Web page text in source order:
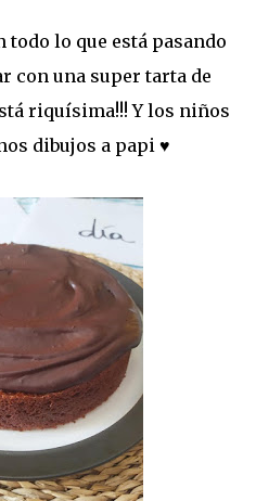
lo que está pasando
con una super tarta de
riquísima!!! Y los niños
dibujos a papi ♥